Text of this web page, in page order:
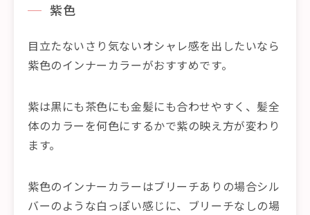
紫色
目立たないさり気ないオシャレ感を出したいなら
紫色のインナーカラーがおすすめです。
紫は黒にも茶色にも金髪にも合わせやすく、髪全
体のカラーを何色にするかで紫の映え方が変わり
ます。
紫色のインナーカラーはブリーチありの場合シル
バーのような白っぽい感じに、ブリーチなしの場